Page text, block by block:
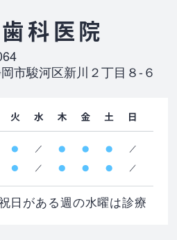
科医院
市駿河区新川２丁目８-６
日がある週の水曜は診療